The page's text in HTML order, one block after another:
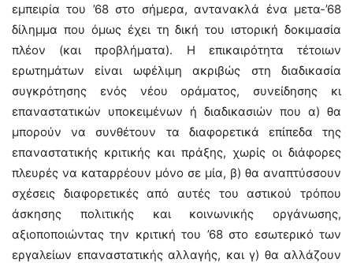
εμπειρία του ’68 στο σήμερα, αντανακλά ένα μετα-’68
δίλημμα που όμως έχει τη δική του ιστορική δοκιμασία
πλέον (και προβλήματα). Η επικαιρότητα τέτοιων
ερωτημάτων είναι ωφέλιμη ακριβώς στη διαδικασία
συγκρότησης ενός νέου οράματος, συνείδησης κι
επαναστατικών υποκειμένων ή διαδικασιών που α) θα
μπορούν να συνθέτουν τα διαφορετικά επίπεδα της
επαναστατικής κριτικής και πράξης, χωρίς οι διάφορες
πλευρές να καταρρέουν μόνο σε μία, β) θα αναπτύσσουν
σχέσεις διαφορετικές από αυτές του αστικού τρόπου
άσκησης πολιτικής και κοινωνικής οργάνωσης,
αξιοποποιώντας την κριτική του ’68 στο εσωτερικό των
εργαλείων επαναστατικής αλλαγής, και γ) θα αλλάζουν